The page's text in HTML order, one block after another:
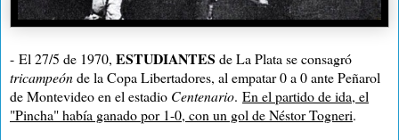
- El 27/5 de 1970, ESTUDIANTES deLa Plata se consagró
tricampeóndela Copa Libertadores, al empatar0 a 0 ante Peñarol
de Montevideo en el estadio Centenario. En el partido de ida, el
"Pincha" había ganado por 1-0, con un gol de Néstor Togneri.